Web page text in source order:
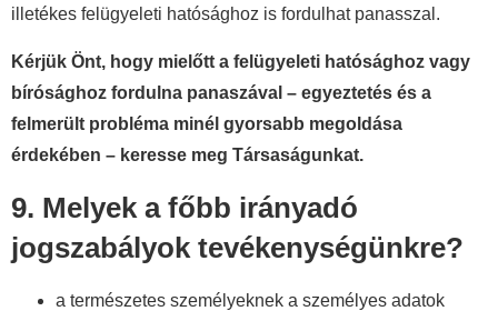
illetékes felügyeleti hatósághoz is fordulhat panasszal.
Kérjük Önt, hogy mielőtt a felügyeleti hatósághoz vagy
bírósághoz fordulna panaszával – egyeztetés és a
felmerült probléma minél gyorsabb megoldása
érdekében – keresse meg Társaságunkat.
9. Melyek a főbb irányadó
jogszabályok tevékenységünkre?
a természetes személyeknek a személyes adatok